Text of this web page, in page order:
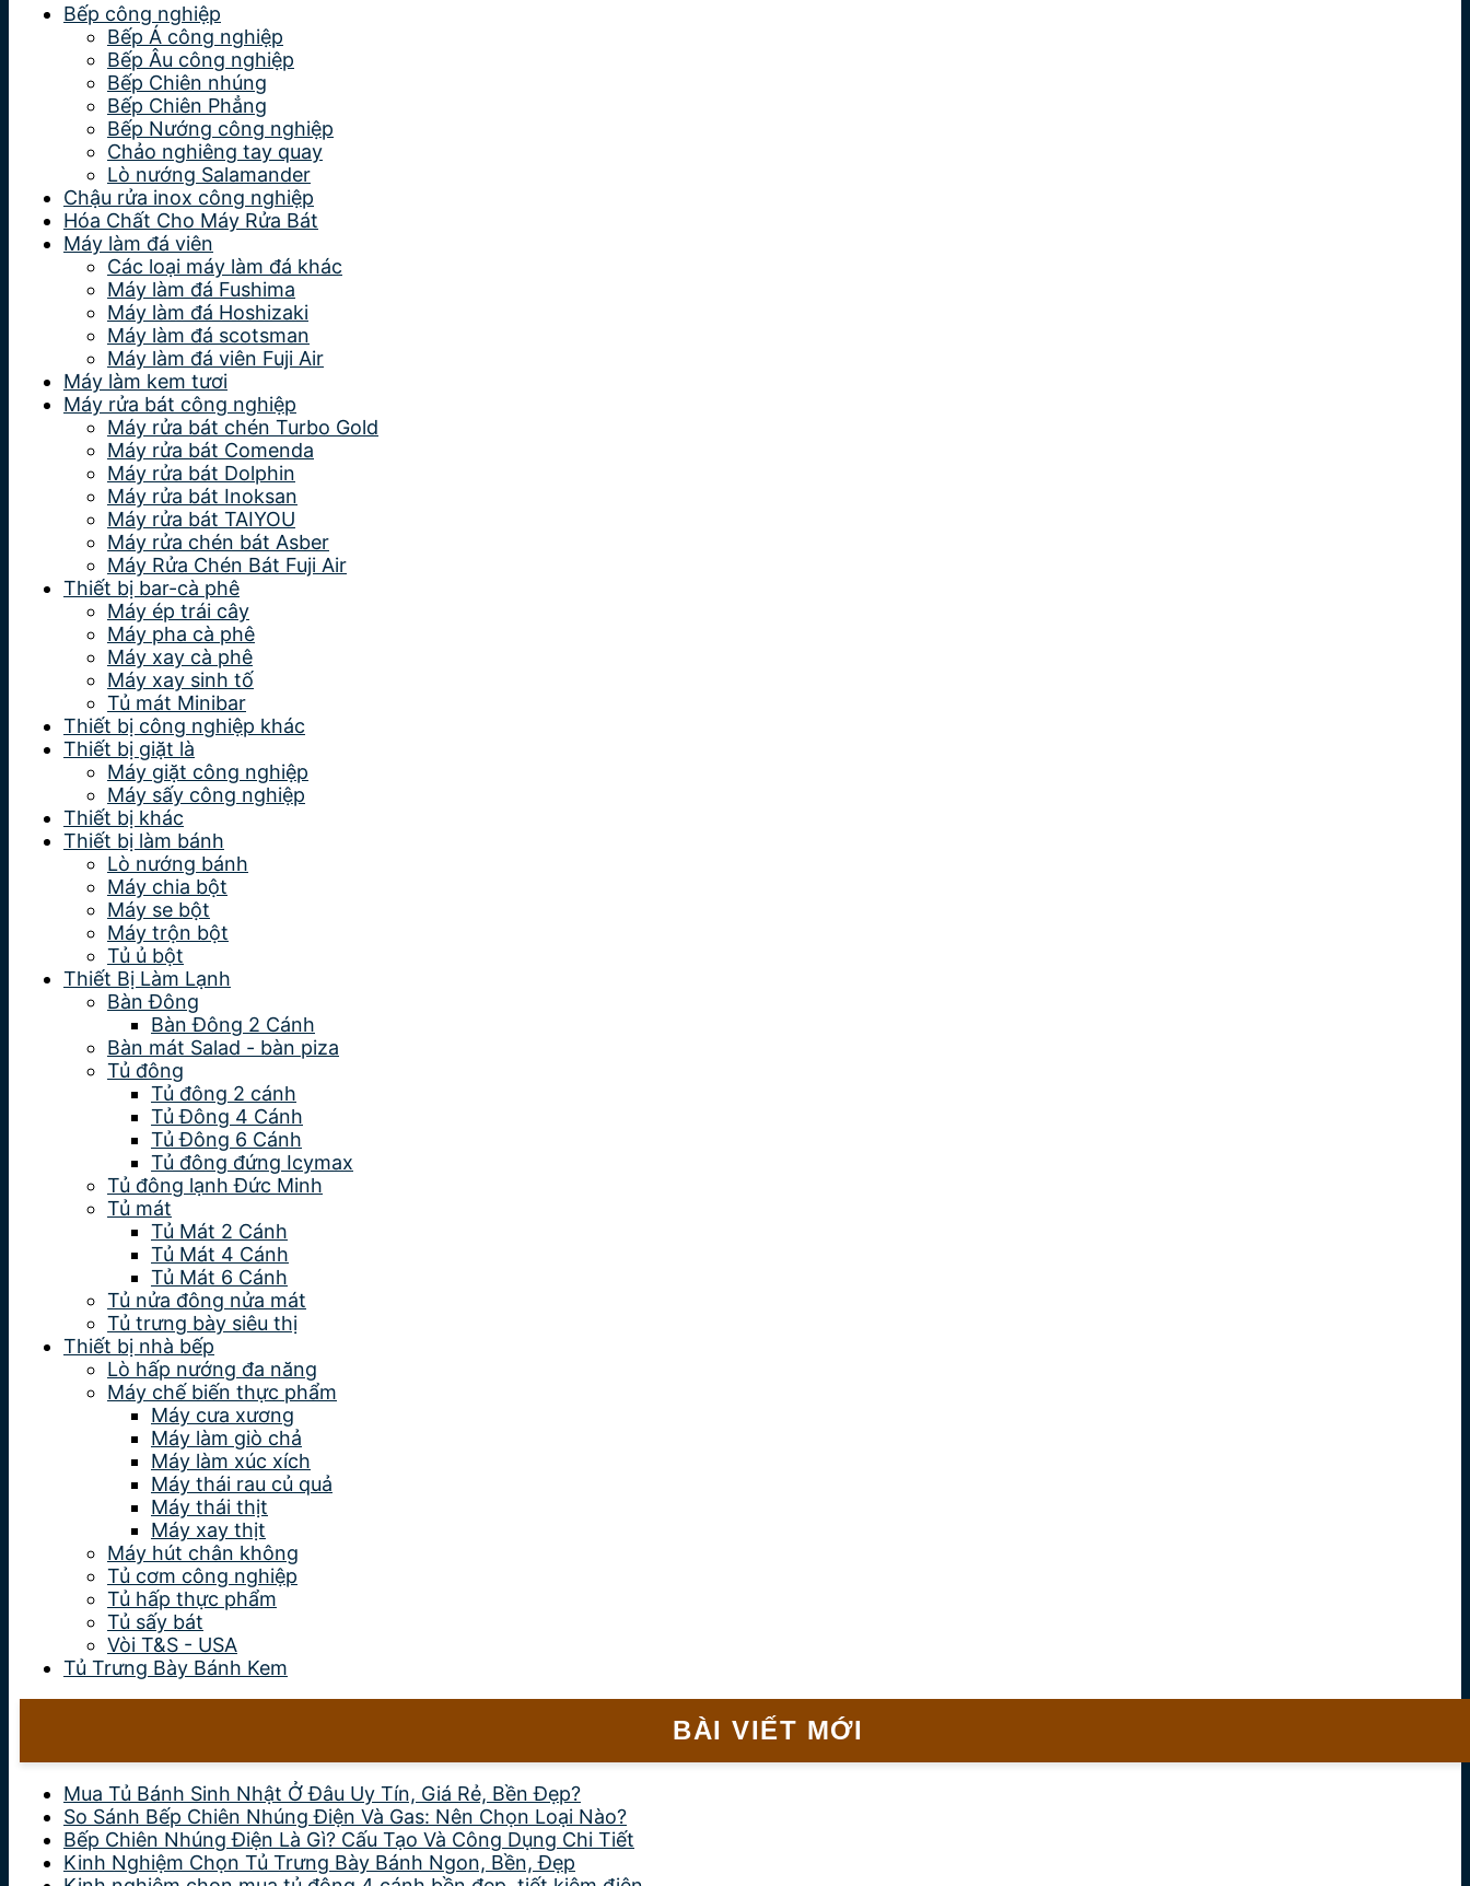
Bếp công nghiệp
Bếp Á công nghiệp
Bếp Âu công nghiệp
Bếp Chiên nhúng
Bếp Chiên Phẳng
Bếp Nướng công nghiệp
Chảo nghiêng tay quay
Lò nướng Salamander
Chậu rửa inox công nghiệp
Hóa Chất Cho Máy Rửa Bát
Máy làm đá viên
Các loại máy làm đá khác
Máy làm đá Fushima
Máy làm đá Hoshizaki
Máy làm đá scotsman
Máy làm đá viên Fuji Air
Máy làm kem tươi
Máy rửa bát công nghiệp
Máy rửa bát chén Turbo Gold
Máy rửa bát Comenda
Máy rửa bát Dolphin
Máy rửa bát Inoksan
Máy rửa bát TAIYOU
Máy rửa chén bát Asber
Máy Rửa Chén Bát Fuji Air
Thiết bị bar-cà phê
Máy ép trái cây
Máy pha cà phê
Máy xay cà phê
Máy xay sinh tố
Tủ mát Minibar
Thiết bị công nghiệp khác
Thiết bị giặt là
Máy giặt công nghiệp
Máy sấy công nghiệp
Thiết bị khác
Thiết bị làm bánh
Lò nướng bánh
Máy chia bột
Máy se bột
Máy trộn bột
Tủ ủ bột
Thiết Bị Làm Lạnh
Bàn Đông
Bàn Đông 2 Cánh
Bàn mát Salad - bàn piza
Tủ đông
Tủ đông 2 cánh
Tủ Đông 4 Cánh
Tủ Đông 6 Cánh
Tủ đông đứng Icymax
Tủ đông lạnh Đức Minh
Tủ mát
Tủ Mát 2 Cánh
Tủ Mát 4 Cánh
Tủ Mát 6 Cánh
Tủ nửa đông nửa mát
Tủ trưng bày siêu thị
Thiết bị nhà bếp
Lò hấp nướng đa năng
Máy chế biến thực phẩm
Máy cưa xương
Máy làm giò chả
Máy làm xúc xích
Máy thái rau củ quả
Máy thái thịt
Máy xay thịt
Máy hút chân không
Tủ cơm công nghiệp
Tủ hấp thực phẩm
Tủ sấy bát
Vòi T&S - USA
Tủ Trưng Bày Bánh Kem
BÀI VIẾT MỚI
Mua Tủ Bánh Sinh Nhật Ở Đâu Uy Tín, Giá Rẻ, Bền Đẹp?
So Sánh Bếp Chiên Nhúng Điện Và Gas: Nên Chọn Loại Nào?
Bếp Chiên Nhúng Điện Là Gì? Cấu Tạo Và Công Dụng Chi Tiết
Kinh Nghiệm Chọn Tủ Trưng Bày Bánh Ngon, Bền, Đẹp